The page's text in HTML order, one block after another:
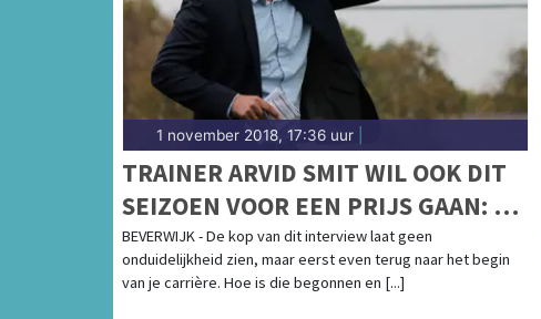
1 november 2018, 17:36 uur
TRAINER ARVID SMIT WIL OOK DIT
SEIZOEN VOOR EEN PRIJS GAAN: JE
MOET ERGENS VOOR SPELEN,
ALLEEN MEEDOEN IS NIETS VOOR
BEVERWIJK - De kop van dit interview laat geen
onduidelijkheid zien, maar eerst even terug naar het begin
van je carrière. Hoe is die begonnen en [...]